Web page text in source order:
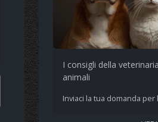
I consigli della
animali
Inviaci la tua domanda per